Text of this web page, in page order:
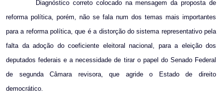
Diagnóstico correto colocado na mensagem da proposta de
reforma política, porém, não se fala num dos temas mais importantes
para a reforma política, que é a distorção do sistema representativo pela
falta da adoção do coeficiente eleitoral nacional, para a eleição dos
deputados federais e a necessidade de tirar o papel do Senado Federal
de segunda Câmara revisora, que agride o Estado de direito
democrático.